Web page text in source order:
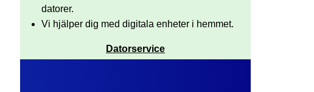
datorer.
Vi hjälper dig med digitala enheter i hemmet.
Datorservice